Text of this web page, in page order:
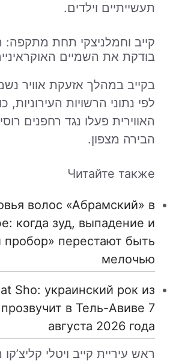
תעשייתיים וילדים.
קייב וחמלניצקי תחת מתקפה:
בודקת את השמיים
בקייב במהלך אזעקת אוויר
לפי נתוני הרשויות העירוניות,
האווירית פעלו נגד רחפנים
הבירה מצפון.
Читайте также
волос «Абрaмский» в
когда зуд, выпадение и
перестают быть
мелочью
Sho: украинский рок из
в Тель-Авиве 7
августа 2026 года
ראש עיריית קייב ויטלי